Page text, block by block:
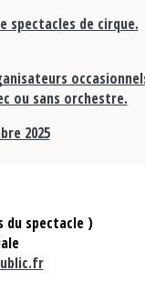
spectacles de cirque.
ou sans orchestre.
2025
spectacle )